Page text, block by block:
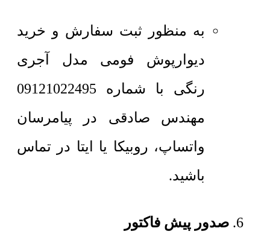
به منظور ثبت سفارش و خرید
دیوارپوش فومی مدل آجری
رنگی با شماره 09121022495
مهندس صادقی در پیامرسان
واتساپ، روبیکا یا ایتا در تماس
باشید.
صدور پیش فاکتور